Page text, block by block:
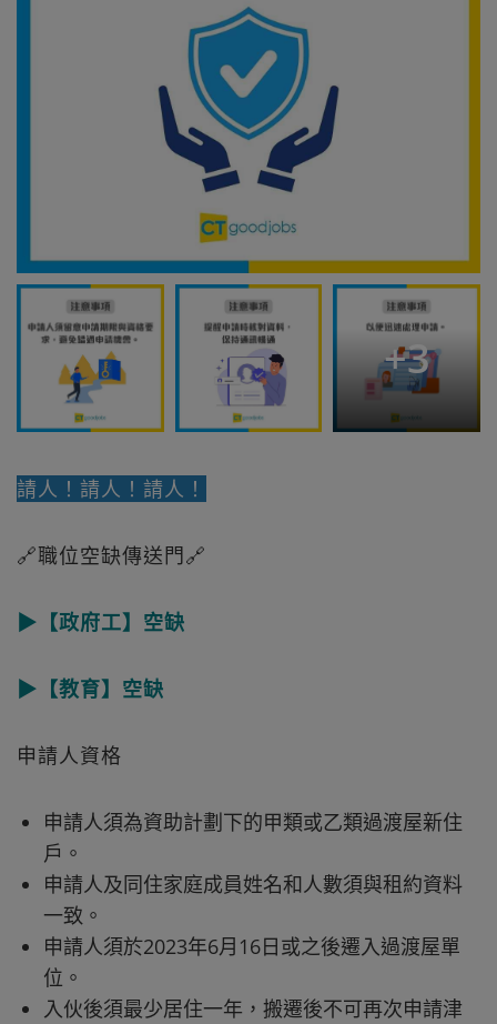
+3
請人！請人！請人！
🔗職位空缺傳送門🔗
▶【政府工】空缺
▶【教育】空缺
申請人資格
申請人須為資助計劃下的甲類或乙類過渡屋新住
戶。
申請人及同住家庭成員姓名和人數須與租約資料
一致。
申請人須於2023年6月16日或之後遷入過渡屋單
位。
入伙後須最少居住一年，搬遷後不可再次申請津